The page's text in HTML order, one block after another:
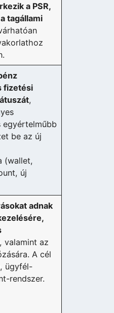
a PSR,
tagállami
fizetési
,
egyértelműbb
be az új
(wallet,
új
adnak
, valamint az
A cél
ügyfél-
rendszer.